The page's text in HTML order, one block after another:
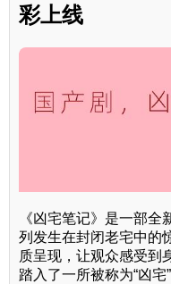
彩上线
《凶宅笔记》是一部
列发生在封闭老宅中的
质呈现，让观众感受到
踏入了一所被称为“凶